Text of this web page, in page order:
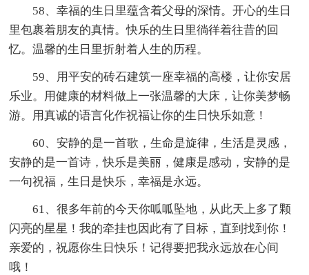
58、幸福的生日里蕴含着父母的深情。开心的生日
里包裹着朋友的真情。快乐的生日里徜徉着往昔的回
忆。温馨的生日里折射着人生的历程。
59、用平安的砖石建筑一座幸福的高楼，让你安居
乐业。用健康的材料做上一张温馨的大床，让你美梦畅
游。用真诚的语言化作祝福让你的生日快乐如意！
60、安静的是一首歌，生命是旋律，生活是灵感，
安静的是一首诗，快乐是美丽，健康是感动，安静的是
一句祝福，生日是快乐，幸福是永远。
61、很多年前的今天你呱呱坠地，从此天上多了颗
闪亮的星星！我的牵挂也因此有了目标，直到找到你！
亲爱的，祝愿你生日快乐！记得要把我永远放在心间
哦！